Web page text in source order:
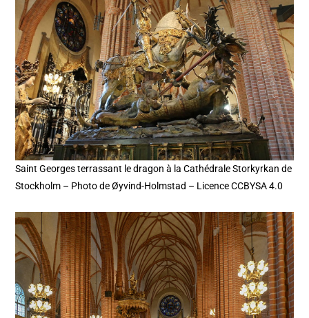
Saint Georges terrassant le dragon à la Cathédrale Storkyrkan de
Stockholm – Photo de Øyvind-Holmstad – Licence CCBYSA 4.0